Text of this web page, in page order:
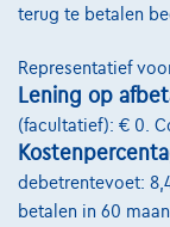
Vanaf€546,86 /
Ontdek het volledige
terug te betalen
Representatief
Lening op
(facultatief): € 0.
debetrentevoet:
betalen in 60